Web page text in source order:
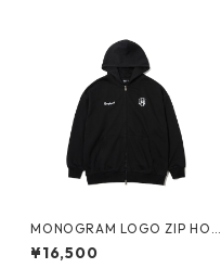
MONOGRAM LOGO ZIP HOO
DIE (BLACK)
¥16,500